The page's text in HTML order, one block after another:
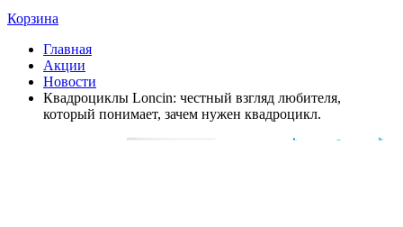
Корзина
Главная
Акции
Новости
Квадроциклы Loncin: честный взгляд любителя,
который понимает, зачем нужен квадроцикл.